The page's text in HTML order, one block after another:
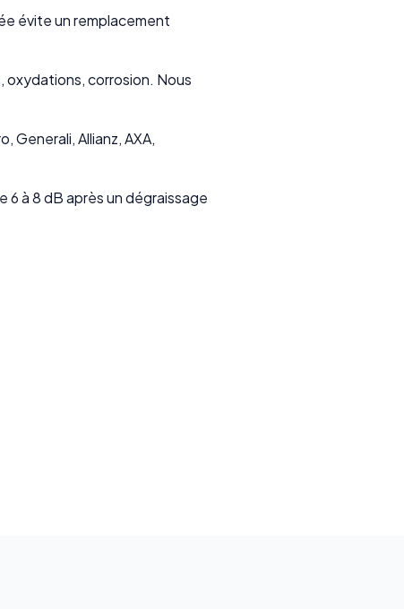
évite un remplacement
corrosion. Nous
Generali, Allianz, AXA,
à 8 dB après un dégraissage